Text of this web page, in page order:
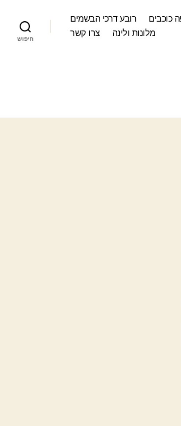
כוכבים
רובע דרכי הבשמים
מלונות ולינה
צרו קשר
חיפוש